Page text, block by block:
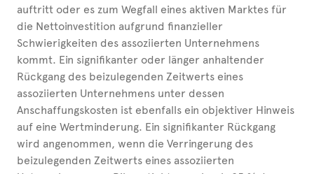
auftritt oder es zum Wegfall eines aktiven Marktes für
die Nettoinvestition aufgrund finanzieller
Schwierigkeiten des assoziierten Unternehmens
kommt. Ein signifikanter oder länger anhaltender
Rückgang des beizulegenden Zeitwerts eines
assoziierten Unternehmens unter dessen
Anschaffungskosten ist ebenfalls ein objektiver Hinweis
auf eine Wertminderung. Ein signifikanter Rückgang
wird angenommen, wenn die Verringerung des
beizulegenden Zeitwerts eines assoziierten